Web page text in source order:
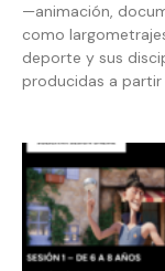
—animación,
como
deporte y sus
producidas a partir